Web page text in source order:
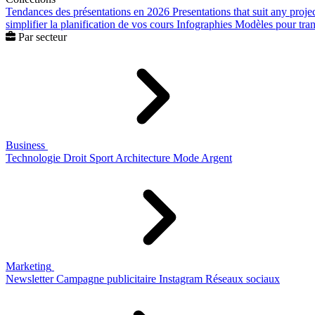
Tendances des présentations en 2026 Presentations that suit any
simplifier la planification de vos cours Infographies Modèles pour
Par secteur
Business
Technologie Droit Sport Architecture Mode Argent
Marketing
Newsletter Campagne publicitaire Instagram Réseaux sociaux